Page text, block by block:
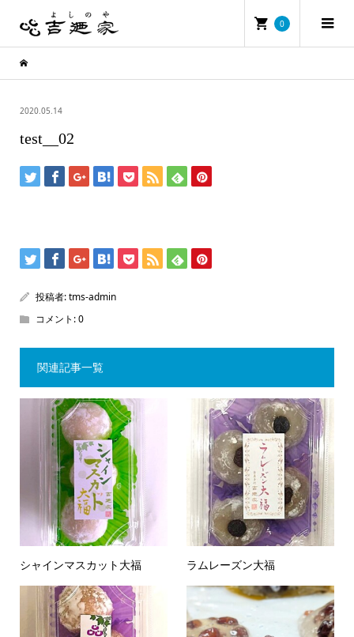
0
2020.05.14
test__02
投稿者:tms-admin
コメント:0
関連記事一覧
シャインマスカット大福 ラムレーズン大福